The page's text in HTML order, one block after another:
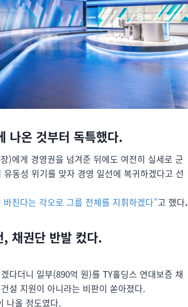
나온 것부터 독특했다.
)에게 경영권을 넘겨준 뒤에도 여전히 실세로 군
동성 위기를 맞자 경영 일선에 복귀하겠다고 선
친다는 각오로 그룹 전체를 지휘하겠다”고 했다.
채권단 반발 컸다.
다더니 일부(890억 원)를 TY홀딩스 연대보증 채
설 지원이 아니라는 비판이 쏟아졌다.
나올 정도였다.